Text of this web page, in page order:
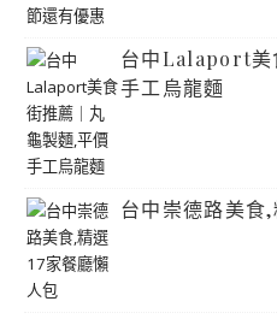
台中Lalaport美
手工烏龍麵
台中崇德路美食